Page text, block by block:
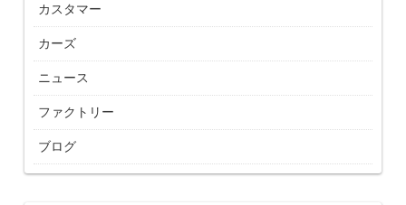
カスタマー
カーズ
ニュース
ファクトリー
ブログ